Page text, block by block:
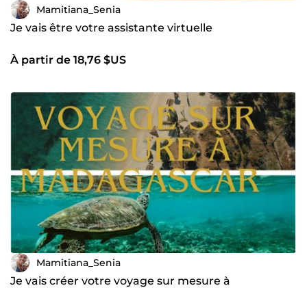
Mamitiana_Senia
Je vais être votre assistante virtuelle
À partir de 18,76 $US
Mamitiana_Senia
Je vais créer votre voyage sur mesure à